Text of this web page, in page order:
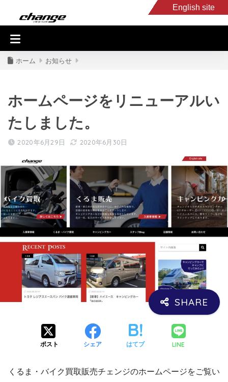
English site
入庫車情報
ホーム お知らせ
ホームページをリニューアルい
たしました。
2020年6月29日 2020年6月30日
ポスト シェア はてブ LINE
くるま・バイク買取販売チェンジのホームページをご覧い